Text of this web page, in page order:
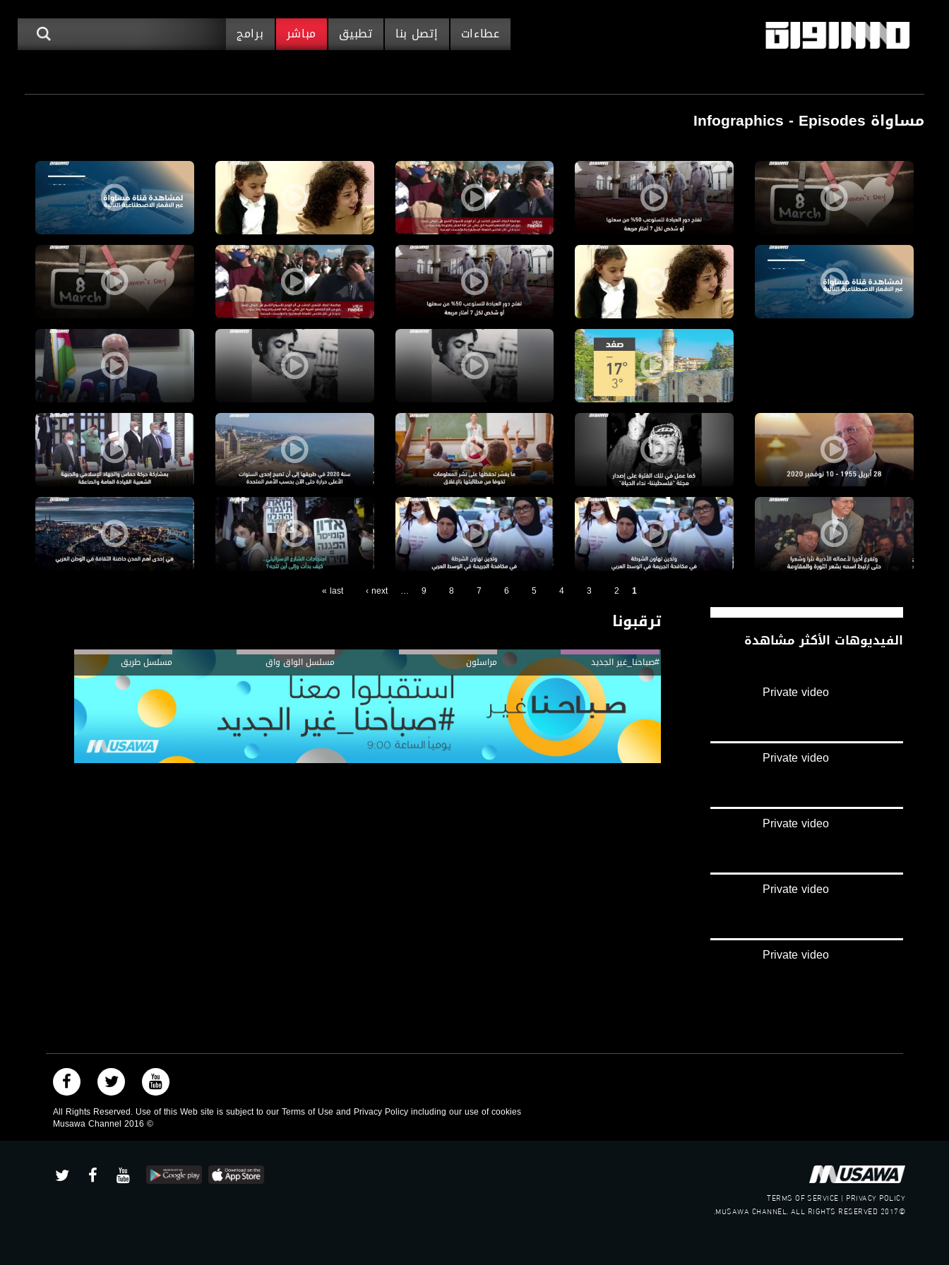
عطاءات إتصل بنا تطبيق مباشر برامج
مساواة Infographics - Episodes
يوم المرأة العالمي تسهيلات جديدة أقرتها الحكومة ضمن شروط محددةمواصلة الحراك الشعبي في أم الفحم ونتياهو في زيارة للنقببرنامج مراسلون على قناة مساواة الفضائية ترددات قناة مساواة
ترددات قناة مساواة برنامج مراسلون على قناة مساواة الفضائية تسهيلات جديدة أقرتها الحكومة ضمن شروط محددةمواصلة الحراك الشعبي في أم الفخم ونتياهو في زيارة للنقب
يوم المرأة العالمي
MUSINFWEA21FEB26 الشاعر راشد حسين اغبارية - قناة مساواة الفضائيةالشاعر راشد حسين اغبارية - قناة مساواة الفضائيةرحيل كبير المفاوضين الفلسطينيين صائب
الرئيس الفلسطيني محمود عباس ينعى صائب عريقات - قناة مساواة الفضائية
ياسر عرفات في الذكرى ال١٦ - قناة مساواة الفضائية وزارة التعليم ترفض نشر بيانات الاصابات - قناة مساواة الفضائيةارتفاع درجات الحرارة - قناة مساواة الفضائية الموقف الفلسطيني من التطبيع - قناة
سميح القاسم - قناة مساواة الفضائية مسيرة امهات من اجل الحياة - قناة مساواة الفضائيةمسيرة امهات ضحايا القتل - قناة مساواة الفضائيةالاحتجاجات الاسرائليلية كيف بدأت والى أين تتجه - قناة مساواة الفضائية
بيروت - قناة مساواة الفضائية
Pages
1
2
3
4
5
6
7
8
9
…
next ›
last »
ترقبونا
#صباحنا_غير الجديد مراسلون مسلسل الواق واق مسلسل طريق
الفيديوهات الأكثر مشاهدة
Private video
Private video
Private video
Private video
Private video
All Rights Reserved. Use of this Web site is subject to our Terms of Use and Privacy Policy including our use of cookies
©
2016
TERMS OF SERVICE | PRIVACY POLICY
©2017 MUSAWA CHANNEL. ALL RIGHTS RESERVED.